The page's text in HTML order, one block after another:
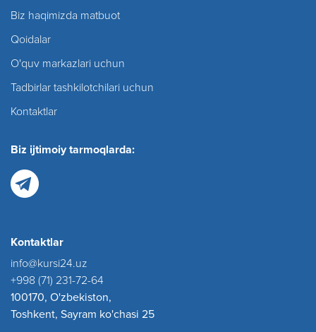
Biz haqimizda matbuot
Qoidalar
O'quv markazlari uchun
Tadbirlar tashkilotchilari uchun
Kontaktlar
Biz ijtimoiy tarmoqlarda:
Kontaktlar
info@kursi24.uz
+998 (71) 231-72-64
100170, O'zbekiston,
Toshkent, Sayram ko'chasi 25